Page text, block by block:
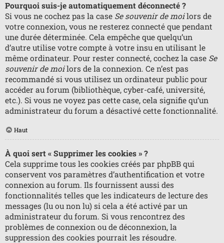
Pourquoi suis-je automatiquement déconnecté ?
Si vous ne cochez pas la case Se souvenir de moilors de
votre connexion, vous ne resterez connecté que pendant
une durée déterminée. Cela empêche que quelqu’un
d’autre utilise votre compte à votre insu en utilisant le
même ordinateur. Pour rester connecté, cochez la case Se
souvenir de moilors de la connexion. Ce n’est pas
recommandé si vous utilisez un ordinateur public pour
accéder au forum (bibliothèque, cyber-café, université,
etc.). Si vous ne voyez pas cette case, cela signifie qu’un
administrateur du forum a désactivé cette fonctionnalité.
Haut
À quoi sert « Supprimer les cookies » ?
Cela supprime tous les cookies créés par phpBB qui
conservent vos paramètres d’authentification et votre
connexion au forum. Ils fournissent aussi des
fonctionnalités telles que les indicateurs de lecture des
messages (lu ou non lu) si cela a été activé par un
administrateur du forum. Si vous rencontrez des
problèmes de connexion ou de déconnexion, la
suppression des cookies pourrait les résoudre.